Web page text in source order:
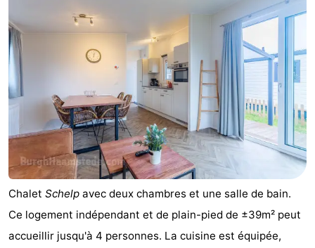
-
Piscines
-
Faire
vélo
-
Randonnée
Équitation
-
Terrains
de
golf
-
Surfen
-
Peche
-
Chalet Schelp avec deux chambres et une salle de bain.
Ce logement indépendant et de plain-pied de ±39m² peut
accueillir jusqu'à 4 personnes. La cuisine est équipée,